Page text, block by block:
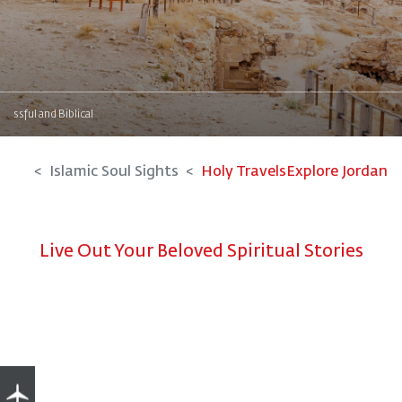
Blissful and Biblical
Explore Jordan
Holy Travels
Islamic Soul Sights
Live Out Your Beloved Spiritual Stories